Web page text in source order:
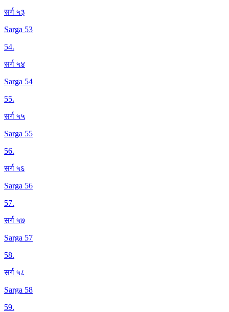
सर्ग ५३
Sarga 53
54.
सर्ग ५४
Sarga 54
55.
सर्ग ५५
Sarga 55
56.
सर्ग ५६
Sarga 56
57.
सर्ग ५७
Sarga 57
58.
सर्ग ५८
Sarga 58
59.